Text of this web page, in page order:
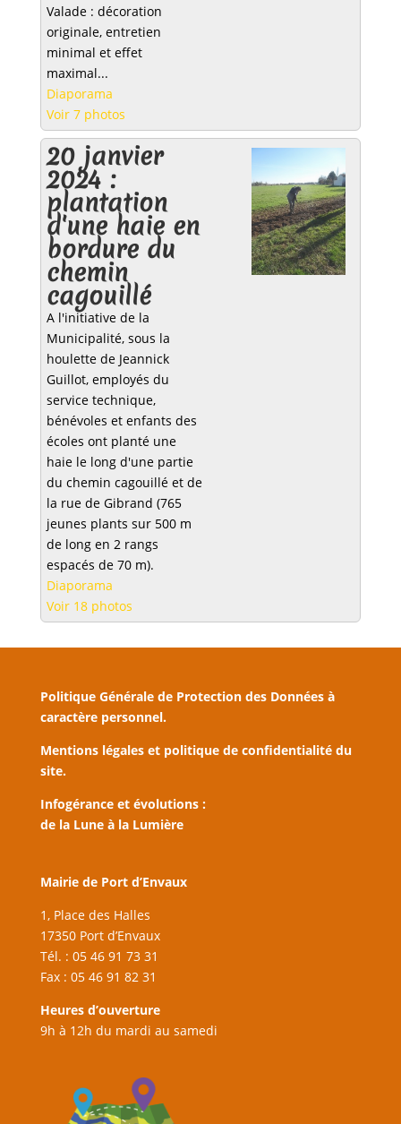
Valade : décoration
originale, entretien
minimal et effet
maximal...
Diaporama
Voir 7 photos
20 janvier
2024 :
plantation
d'une haie en
bordure du
chemin
cagouillé
A l'initiative de la
Municipalité, sous la
houlette de Jeannick
Guillot, employés du
service technique,
bénévoles et enfants des
écoles ont planté une
haie le long d'une partie
du chemin cagouillé et de
la rue de Gibrand (765
jeunes plants sur 500 m
de long en 2 rangs
espacés de 70 m).
Diaporama
Voir 18 photos
Politique Générale de Protection des Données à
caractère personnel.
Mentions légales et politique de confidentialité du
site.
Infogérance et évolutions :
de la Lune à la Lumière
Mairie de Port d’Envaux
1, Place des Halles
17350 Port d’Envaux
Tél. : 05 46 91 73 31
Fax : 05 46 91 82 31
Heures d’ouverture
9h à 12h du mardi au samedi